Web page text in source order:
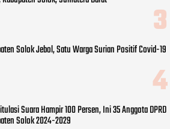
Solok Jebol, Satu Warga Surian Positif Covid-19
Suara Hampir 100 Persen, Ini 35 Anggota DPRD
Solok 2024-2029